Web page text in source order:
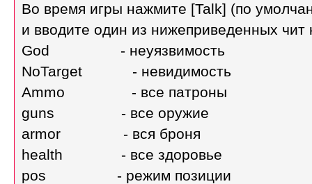
Во время игры нажмите [Talk] (по
и вводите один из нижеприведенных чит
God - неуязвимость
NoTarget - невидимость
Ammo - все патроны
guns - все оружие
armor - вся броня
health - все здоровье
pos - режим позиции